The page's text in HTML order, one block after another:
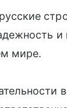
и
мире.